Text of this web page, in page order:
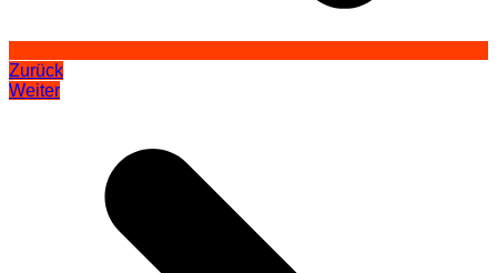
Zurück
Weiter